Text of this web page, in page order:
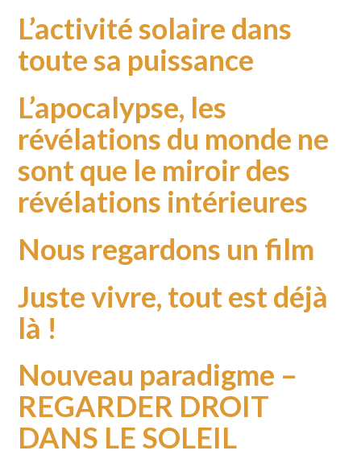
L’activité solaire dans
toute sa puissance
L’apocalypse, les
révélations du monde ne
sont que le miroir des
révélations intérieures
Nous regardons un film
Juste vivre, tout est déjà
là !
Nouveau paradigme –
REGARDER DROIT
DANS LE SOLEIL